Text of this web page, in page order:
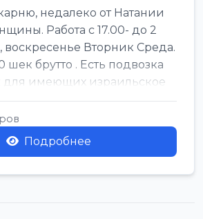
недалеко от Натании
Работа с 17.00- до 2
воскресенье Вторник Среда.
шек брутто . Есть подвозка
для имеющих израильское
Подробнее